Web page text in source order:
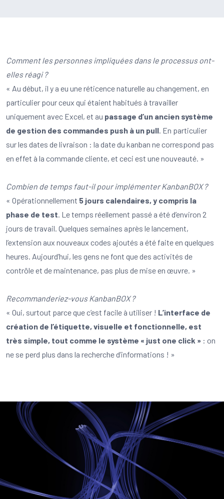
Comment les personnes impliquées dans le processus ont-
elles réagi ?
« Au début, il y a eu une réticence naturelle au changement, en
particulier pour ceux qui étaient habitués à travailler
uniquement avec Excel, et au passage d’un ancien système
de gestion des commandes push à un pull . En particulier
sur les dates de livraison : la date du kanban ne correspond pas
en effet à la commande cliente, et ceci est une nouveauté. »
Combien de temps faut-il pour implémenter KanbanBOX ?
« Opérationnellement 5 jours calendaires, y compris la
phase de test . Le temps réellement passé a été d’environ 2
jours de travail. Quelques semaines après le lancement,
l’extension aux nouveaux codes ajoutés a été faite en quelques
heures. Aujourd’hui, les gens ne font que des activités de
contrôle et de maintenance, pas plus de mise en œuvre. »
Recommanderiez-vous KanbanBOX ?
« Oui, surtout parce que c’est facile à utiliser ! L’interface de
création de l’étiquette, visuelle et fonctionnelle, est
très simple, tout comme le système « just one click » : on
ne se perd plus dans la recherche d’informations ! »